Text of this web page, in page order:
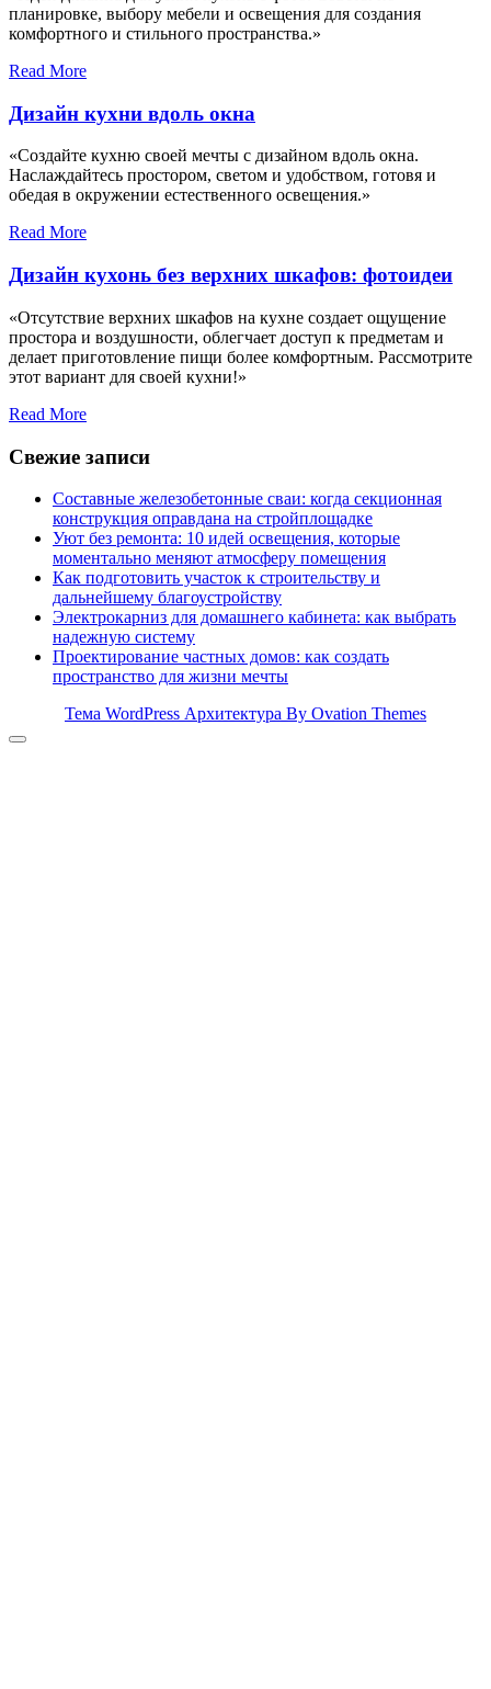
планировке, выбору мебели и освещения для создания
комфортного и стильного пространства.»
Read More
Дизайн кухни вдоль окна
«Создайте кухню своей мечты с дизайном вдоль окна.
Наслаждайтесь простором, светом и удобством, готовя и
обедая в окружении естественного освещения.»
Read More
Дизайн кухонь без верхних шкафов: фотоидеи
«Отсутствие верхних шкафов на кухне создает ощущение
простора и воздушности, облегчает доступ к предметам и
делает приготовление пищи более комфортным. Рассмотрите
этот вариант для своей кухни!»
Read More
Свежие записи
Составные железобетонные сваи: когда секционная
конструкция оправдана на стройплощадке
Уют без ремонта: 10 идей освещения, которые
моментально меняют атмосферу помещения
Как подготовить участок к строительству и
дальнейшему благоустройству
Электрокарниз для домашнего кабинета: как выбрать
надежную систему
Проектирование частных домов: как создать
пространство для жизни мечты
Тема WordPress Архитектура By Ovation Themes